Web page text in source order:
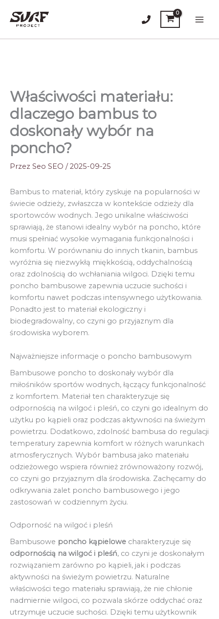
treści
Właściwości materiału:
dlaczego bambus to
doskonały wybór na
poncho?
Przez Seo SEO /2025-09-25
Bambus to materiał, który zyskuje na popularności w
świecie odzieży, zwłaszcza w kontekście odzieży dla
sportowców wodnych. Jego unikalne właściwości
sprawiają, że stanowi idealny wybór na poncho, które
musi spełniać wysokie wymagania funkcjonalności i
komfortu. W porównaniu do innych tkanin, bambus
wyróżnia się niezwykłą miękkością, oddychalnością
oraz zdolnością do wchłaniania wilgoci. Dzięki temu
poncho bambusowe zapewnia uczucie suchości i
komfortu nawet podczas intensywnego użytkowania.
Ponadto jest to materiał ekologiczny i
biodegradowalny, co czyni go przyjaznym dla
środowiska wyborem.
Najważniejsze informacje o poncho bambusowym
Bambusowe poncho to doskonały wybór dla
miłośników sportów wodnych, łączący funkcjonalność
z komfortem. Materiał ten charakteryzuje się
odpornością na wilgoć i pleśń, co czyni go idealnym do
użytku po kąpieli oraz podczas aktywności na świeżym
powietrzu. Dodatkowo, zdolność bambusa do regulacji
temperatury zapewnia komfort w różnych warunkach
atmosferycznych. Wybór bambusa jako materiału
odzieżowego wspiera również zrównoważony rozwój,
co czyni go przyjaznym dla środowiska. Zachęcamy do
odkrywania zalet poncho bambusowego i jego
zastosowań w codziennym życiu.
Odporność na wilgoć i pleśń
Bambusowe poncho kąpielowe charakteryzuje się
odpornością na wilgoć i pleśń, co czyni je doskonałym
rozwiązaniem zarówno po kąpieli, jak i podczas
aktywności na świeżym powietrzu. Naturalne
właściwości tego materiału sprawiają, że nie chłonie
nadmiernie wilgoci, co pozwala skórze oddychać oraz
utrzymuje uczucie suchości. Dzięki temu użytkownik